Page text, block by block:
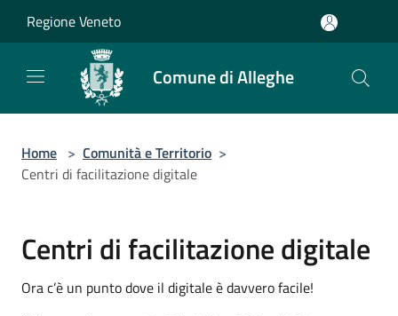
Regione Veneto
Comune di Alleghe
Home > Comunità e Territorio >
Centri di facilitazione digitale
Centri di facilitazione digitale
Ora c’è un punto dove il digitale è davvero facile!